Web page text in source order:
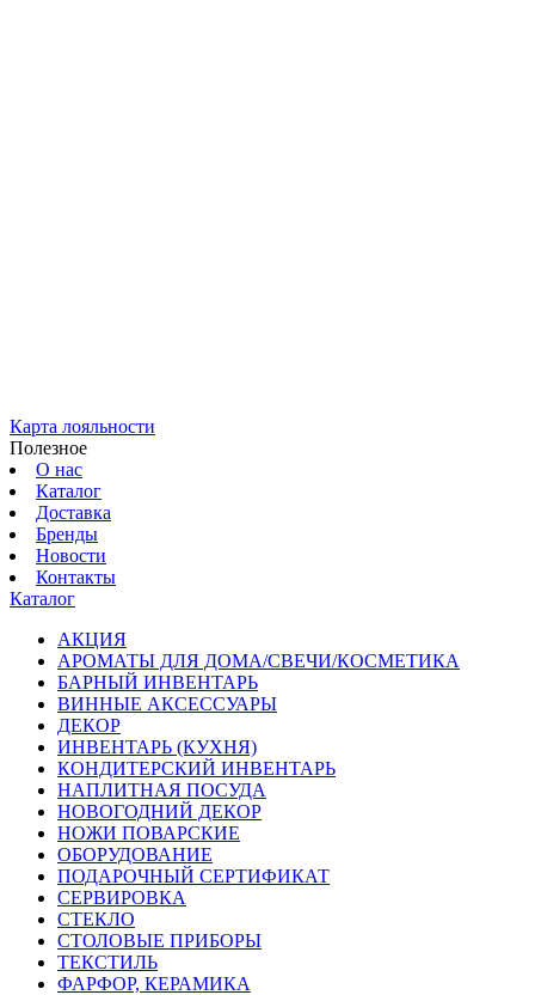
Карта лояльности
Полезное
О нас
Каталог
Доставка
Бренды
Новости
Контакты
Каталог
АКЦИЯ
АРОМАТЫ ДЛЯ ДОМА/СВЕЧИ/КОСМЕТИКА
БАРНЫЙ ИНВЕНТАРЬ
ВИННЫЕ АКСЕССУАРЫ
ДЕКОР
ИНВЕНТАРЬ (КУХНЯ)
КОНДИТЕРСКИЙ ИНВЕНТАРЬ
НАПЛИТНАЯ ПОСУДА
НОВОГОДНИЙ ДЕКОР
НОЖИ ПОВАРСКИЕ
ОБОРУДОВАНИЕ
ПОДАРОЧНЫЙ СЕРТИФИКАТ
СЕРВИРОВКА
СТЕКЛО
СТОЛОВЫЕ ПРИБОРЫ
ТЕКСТИЛЬ
ФАРФОР, КЕРАМИКА